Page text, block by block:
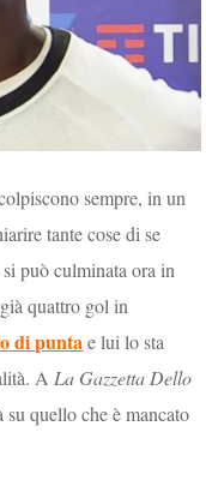
sempre, in un
tante cose di se
può culminata ora in
quattro gol in
di puntae lui lo sta
A La Gazzetta Dello
quello che è mancato